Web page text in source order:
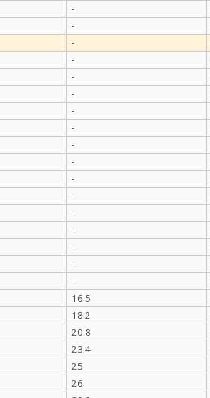
-
-
-
-
-
-
-
-
-
-
-
-
-
-
-
-
-
16.5
18.2
20.8
23.4
25
26